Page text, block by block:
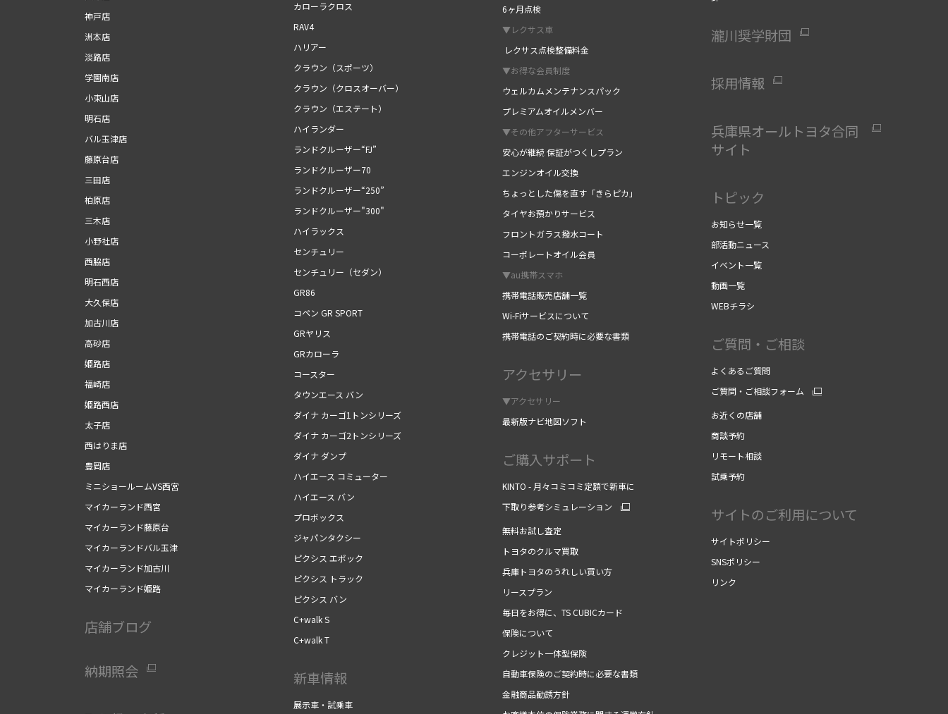
神戸店
洲本店
淡路店
学園南店
小束山店
明石店
バル玉津店
藤原台店
三田店
柏原店
三木店
小野社店
西脇店
明石西店
大久保店
加古川店
高砂店
姫路店
福崎店
姫路西店
太子店
西はりま店
豊岡店
ミニショールームVS西宮
マイカーランド西宮
マイカーランド藤原台
マイカーランドバル玉津
マイカーランド加古川
マイカーランド姫路
店舗ブログ
納期照会
カローラクロス
RAV4
ハリアー
クラウン（スポーツ）
クラウン（クロスオーバー）
クラウン（エステート）
ハイランダー
ランドクルーザー“FJ”
ランドクルーザー70
ランドクルーザー“250”
ランドクルーザー"300"
ハイラックス
センチュリー
センチュリー（セダン）
GR86
コペン GR SPORT
GRヤリス
GRカローラ
コースター
タウンエース バン
ダイナ カーゴ1トンシリーズ
ダイナ カーゴ2トンシリーズ
ダイナ ダンプ
ハイエース コミューター
ハイエース バン
プロボックス
ジャパンタクシー
ピクシス エポック
ピクシス トラック
ピクシス バン
C+walk S
C+walk T
新車情報
展示車・試乗車
6ヶ月点検
▼レクサス車
レクサス点検整備料金
▼お得な会員制度
ウェルカムメンテナンスパック
プレミアムオイルメンバー
▼その他アフターサービス
安心が継続 保証がつくしプラン
エンジンオイル交換
ちょっとした傷を直す「きらピカ」
タイヤお預かりサービス
フロントガラス撥水コート
コーポレートオイル会員
▼au携帯スマホ
携帯電話販売店舗一覧
Wi-Fiサービスについて
携帯電話のご契約時に必要な書類
アクセサリー
▼アクセサリー
最新版ナビ地図ソフト
ご購入サポート
KINTO - 月々コミコミ定額で新車に
下取り参考シミュレーション
無料お試し査定
トヨタのクルマ買取
兵庫トヨタのうれしい買い方
リースプラン
毎日をお得に、TS CUBICカード
保険について
クレジット一体型保険
自動車保険のご契約時に必要な書類
金融商品勧誘方針
瀧川奨学財団
採用情報
兵庫県オールトヨタ合同
サイト
トピック
お知らせ一覧
部活動ニュース
イベント一覧
動画一覧
WEBチラシ
ご質問・ご相談
よくあるご質問
ご質問・ご相談フォーム
お近くの店舗
商談予約
リモート相談
試乗予約
サイトのご利用について
サイトポリシー
SNSポリシー
リンク